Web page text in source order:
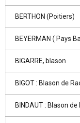
BERTHON (Poitiers)
BEYERMAN ( Pays
BIGARRE, blason
BIGOT : Blason de
BINDAUT : Blason de